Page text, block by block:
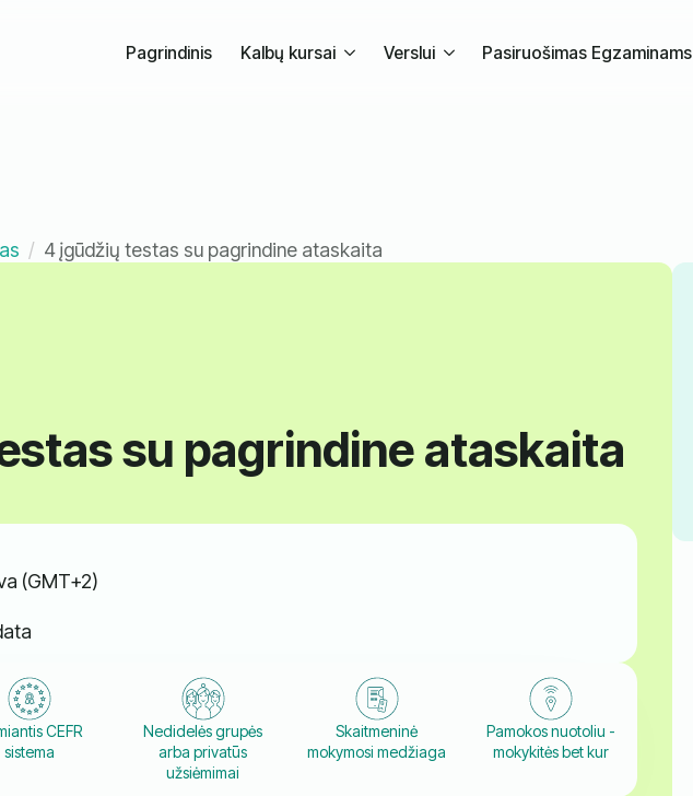
Pagrindinis Kalbų kursai Verslui Pasiruošimas Egzaminams
4 įgūdžių testas su pagrindine ataskaita
su pagrindine ataskaita
(GMT+2)
CEFR
sistema
Nedidelės grupės
arba privatūs
užsiėmimai
Skaitmeninė
mokymosi medžiaga
Pamokos nuotoliu -
mokykitės bet kur